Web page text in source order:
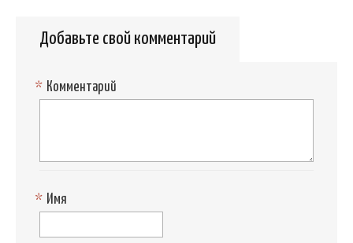
Добавьте свой комментарий
Комментарий
*
Имя
*